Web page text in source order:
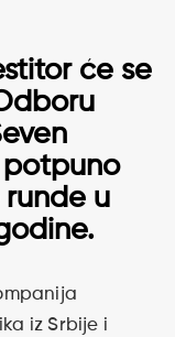
će se
potpuno
u
iz Srbije i